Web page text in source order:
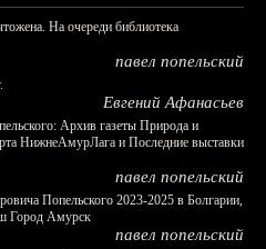
На очереди библиотека
павел попельский
Евгений Афанасьев
Архив газеты Природа и
НижнеАмурЛага и Последние выставки
павел попельский
Попельского 2023-2025 в Болгарии,
Город Амурск
павел попельский